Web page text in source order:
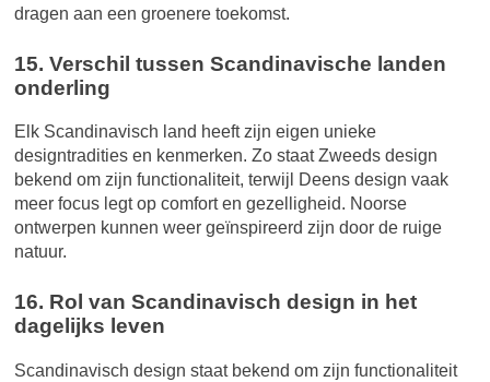
dragen aan een groenere toekomst.
15. Verschil tussen Scandinavische landen
onderling
Elk Scandinavisch land heeft zijn eigen unieke
designtradities en kenmerken. Zo staat Zweeds design
bekend om zijn functionaliteit, terwijl Deens design vaak
meer focus legt op comfort en gezelligheid. Noorse
ontwerpen kunnen weer geïnspireerd zijn door de ruige
natuur.
16. Rol van Scandinavisch design in het
dagelijks leven
Scandinavisch design staat bekend om zijn functionaliteit